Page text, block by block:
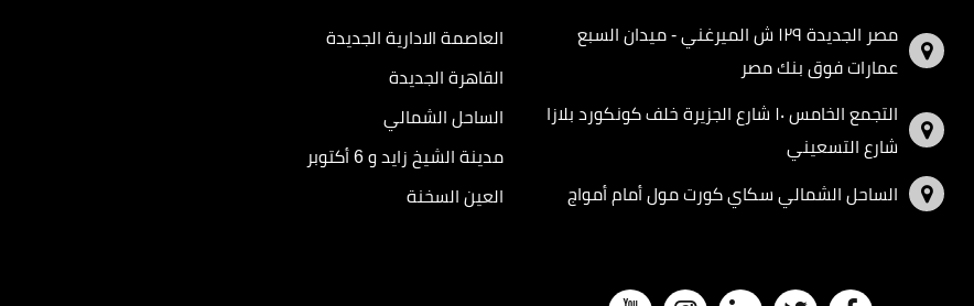
مصر الجديدة ١٢٩ ش الميرغني - ميدان السبع
عمارات فوق بنك مصر
التجمع الخامس ١٠ شارع الجزيرة خلف كونكورد بلازا
شارع التسعيني
الساحل الشمالي سكاي كورت مول أمام أمواج
العاصمة الادارية الجديدة
القاهرة الجديدة
الساحل الشمالي
مدينة الشيخ زايد و 6 أكتوبر
العين السخنة